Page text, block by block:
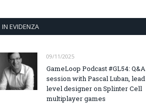
IN EVIDENZA
09/11/2025
GameLoop Podcast #GL54: Q&A
session with Pascal Luban, lead
level designer on Splinter Cell
multiplayer games